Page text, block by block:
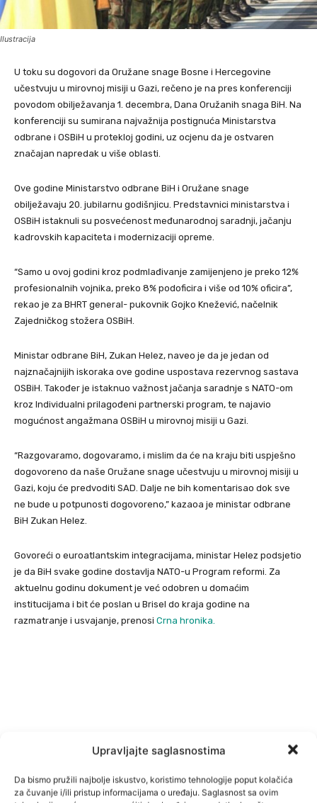
Upravljajte saglasnostima
Da bismo pružili najbolje iskustvo, koristimo tehnologije poput kolačića
za čuvanje i/ili pristup informacijama o uređaju. Saglasnost sa ovim
Ilustracija
U toku su dogovori da Oružane snage Bosne i Hercegovine
učestvuju u mirovnoj misiji u Gazi, rečeno je na pres konferenciji
povodom obilježavanja 1. decembra, Dana Oružanih snaga BiH. Na
konferenciji su sumirana najvažnija postignuća Ministarstva
odbrane i OSBiH u protekloj godini, uz ocjenu da je ostvaren
značajan napredak u više oblasti.
Ove godine Ministarstvo odbrane BiH i Oružane snage
obilježavaju 20. jubilarnu godišnjicu. Predstavnici ministarstva i
OSBiH istaknuli su posvećenost međunarodnoj saradnji, jačanju
kadrovskih kapaciteta i modernizaciji opreme.
“Samo u ovoj godini kroz podmlađivanje zamijenjeno je preko 12%
profesionalnih vojnika, preko 8% podoficira i više od 10% oficira”,
rekao je za BHRT general- pukovnik Gojko Knežević, načelnik
Zajedničkog stožera OSBiH.
Ministar odbrane BiH, Zukan Helez, naveo je da je jedan od
najznačajnijih iskoraka ove godine uspostava rezervnog sastava
OSBiH. Također je istaknuo važnost jačanja saradnje s NATO-om
kroz Individualni prilagođeni partnerski program, te najavio
mogućnost angažmana OSBiH u mirovnoj misiji u Gazi.
“Razgovaramo, dogovaramo, i mislim da će na kraju biti uspješno
dogovoreno da naše Oružane snage učestvuju u mirovnoj misiji u
Gazi, koju će predvoditi SAD. Dalje ne bih komentarisao dok sve
ne bude u potpunosti dogovoreno,” kazaoa je ministar odbrane
BiH Zukan Helez.
Govoreći o euroatlantskim integracijama, ministar Helez podsjetio
je da BiH svake godine dostavlja NATO-u Program reformi. Za
aktuelnu godinu dokument je već odobren u domaćim
institucijama i bit će poslan u Brisel do kraja godine na
razmatranje i usvajanje, prenosi Crna hronika.